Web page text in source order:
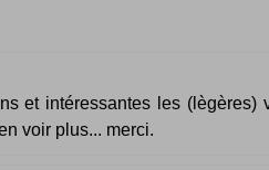
et intéressantes les (lègères)
voir plus... merci.